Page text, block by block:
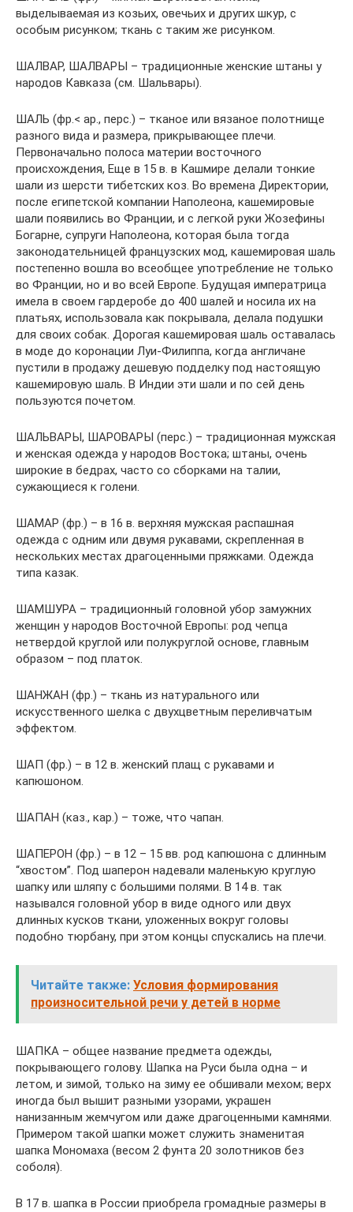
выделываемая из козьих, овечьих и других шкур, с
особым рисунком; ткань с таким же рисунком.
ШАЛВАР, ШАЛВАРЫ – традиционные женские штаны у
народов Кавказа (см. Шальвары).
ШАЛЬ (фр.< ар., перс.) – тканое или вязаное полотнище
разного вида и размера, прикрывающее плечи.
Первоначально полоса материи восточного
происхождения, Еще в 15 в. в Кашмире делали тонкие
шали из шерсти тибетских коз. Во времена Директории,
после египетской компании Наполеона, кашемировые
шали появились во Франции, и с легкой руки Жозефины
Богарне, супруги Наполеона, которая была тогда
законодательницей французских мод, кашемировая шаль
постепенно вошла во всеобщее употребление не только
во Франции, но и во всей Европе. Будущая императрица
имела в своем гардеробе до 400 шалей и носила их на
платьях, использовала как покрывала, делала подушки
для своих собак. Дорогая кашемировая шаль оставалась
в моде до коронации Луи-Филиппа, когда англичане
пустили в продажу дешевую подделку под настоящую
кашемировую шаль. В Индии эти шали и по сей день
пользуются почетом.
ШАЛЬВАРЫ, ШАРОВАРЫ (перс.) – традиционная мужская
и женская одежда у народов Востока; штаны, очень
широкие в бедрах, часто со сборками на талии,
сужающиеся к голени.
ШАМАР (фр.) – в 16 в. верхняя мужская распашная
одежда с одним или двумя рукавами, скрепленная в
нескольких местах драгоценными пряжками. Одежда
типа казак.
ШАМШУРА – традиционный головной убор замужних
женщин у народов Восточной Европы: род чепца
нетвердой круглой или полукруглой основе, главным
образом – под платок.
ШАНЖАН (фр.) – ткань из натурального или
искусственного шелка с двухцветным переливчатым
эффектом.
ШАП (фр.) – в 12 в. женский плащ с рукавами и
капюшоном.
ШАПАН (каз., кар.) – тоже, что чапан.
ШАПЕРОН (фр.) – в 12 – 15 вв. род капюшона с длинным
“хвостом”. Под шаперон надевали маленькую круглую
шапку или шляпу с большими полями. В 14 в. так
назывался головной убор в виде одного или двух
длинных кусков ткани, уложенных вокруг головы
подобно тюрбану, при этом концы спускались на плечи.
Читайте также: Условия формирования
произносительной речи у детей в норме
ШАПКА – общее название предмета одежды,
покрывающего голову. Шапка на Руси была одна – и
летом, и зимой, только на зиму ее обшивали мехом; верх
иногда был вышит разными узорами, украшен
нанизанным жемчугом или даже драгоценными камнями.
Примером такой шапки может служить знаменитая
шапка Мономаха (весом 2 фунта 20 золотников без
соболя).
В 17 в. шапка в России приобрела громадные размеры в